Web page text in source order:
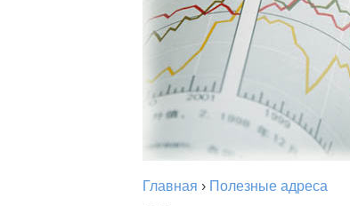
Главная › Полезные адреса